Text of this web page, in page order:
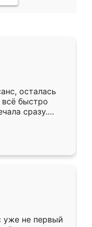
осталась
быстро
сразу.
подошёл к
Собрали
даже
уже не первый